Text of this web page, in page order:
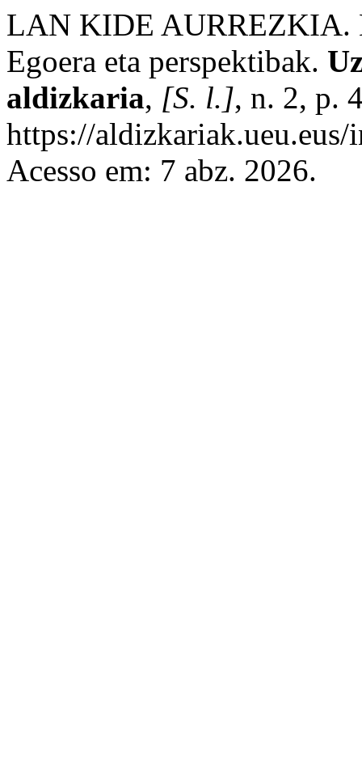
LAN KIDE AURREZKIA.
Egoera eta perspektibak.
aldizkaria, [S. l.], n. 2, p.
https://
Acesso em: 7 abz. 2026.